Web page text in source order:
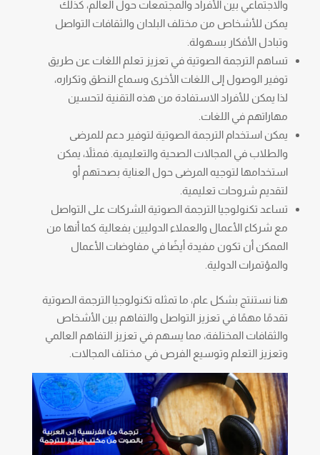
والاجتماعي بين الأفراد والمجتمعات حول العالم، كذلك
يمكن للأشخاص من مختلف البلدان والثقافات التواصل
وتبادل الأفكار بسهولة.
تساهم الترجمة الصوتية في تعزيز تعلم اللغات عن طريق
توفير الوصول إلى اللغات الأخرى وسماع النطق وتكراره،
لذا يمكن للأفراد الاستفادة من هذه التقنية لتحسين
مهاراتهم في اللغات.
يمكن استخدام الترجمة الصوتية لتوفير دعم للمرضى
والطلاب في المجالات الصحية والتعليمية. فمثلاً، يمكن
استخدامها لتوجيه المرضى حول العناية بصحتهم أو
لتقديم شروحات تعليمية.
تساعد تكنولوجيا الترجمة الصوتية الشركات على التواصل
مع شركاء الأعمال والعملاء الدوليين بفعالية كما أنها من
الممكن أن تكون مفيدة أيضًا في مفاوضات الأعمال
والمؤتمرات الدولية.
هنا نستنتج بشكل عام، ما تمثله تكنولوجيا الترجمة الصوتية
تقدمًا مهمًا في تعزيز التواصل والتفاهم بين الأشخاص
والثقافات المختلفة، مما يسهم في تعزيز التفاهم العالمي
وتعزيز التعلم وتوسيع الفرص في مختلف المجالات.